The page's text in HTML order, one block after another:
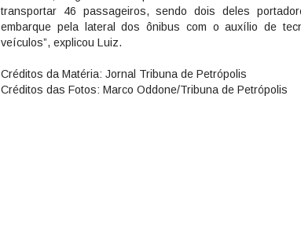
transportar 46 passageiros, sendo dois deles
embarque pela lateral dos ônibus com o auxílio de
veículos”, explicou Luiz.
Créditos da Matéria: Jornal Tribuna de Petrópolis
Créditos das Fotos: Marco Oddone/Tribuna de Petrópolis